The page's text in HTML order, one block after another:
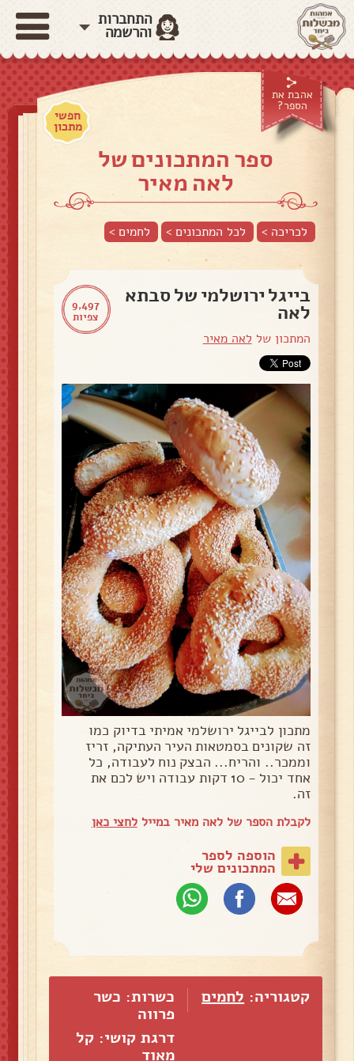
התחברות
והרשמה
אהבת את
הספר?
חפשי
מתכון
ספר המתכונים של
לאה מאיר
לכריכה > לכל המתכונים > לחמים>
9,497
צפיות
בייגל ירושלמי של סבתא
לאה
המתכון של לאה מאיר
מתכון לבייגל ירושלמי אמיתי בדיוק כמו
זה שקונים בסמטאות העיר העתיקה, זריז
וממכר.. והריח... הבצק נוח לעבודה, כל
אחד יכול - 10 דקות עבודה ויש לכם את
זה.
לקבלת הספר של לאה מאיר במייללחצי כאן
הוספה לספר
המתכונים שלי
קטגוריה: לחמים
כשרות: כשר
פרווה
דרגת קושי: קל
מאוד